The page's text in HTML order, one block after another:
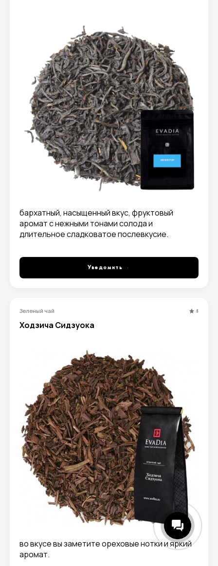
бархатный, насыщенный вкус, фруктовый
аромат с нежными тонами солода и
длительное сладковатое послевкусие.
Уведомить
Зеленый чай 5
Ходзича Сидзуока
во вкусе вы заметите ореховые нотки и яркий
аромат.